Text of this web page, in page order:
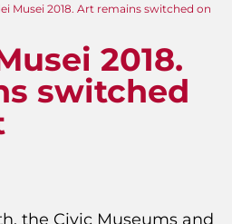
Musei 2018. Art remains switched on
2018.
switched
the Civic Museums and